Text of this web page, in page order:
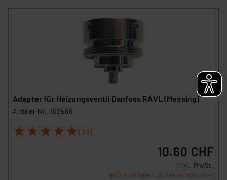
Adapter für Heizungsventil Danfoss RAVL (Messing)
Artikel-Nr. 102566
1 2 3 4 5 (33)
10.60 CHF
inkl. MwSt.
Informationen zu Versandkosten